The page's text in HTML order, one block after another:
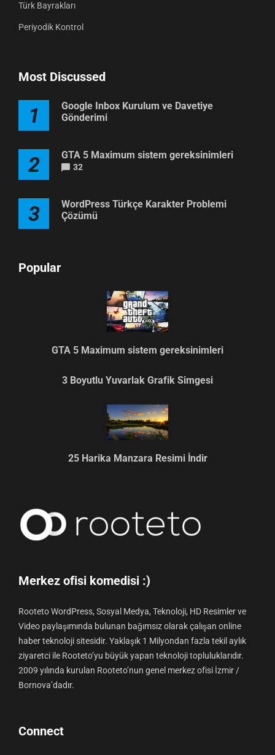
Türk Bayrakları
Periyodik Kontrol
Most Discussed
1
Google Inbox Kurulum ve Davetiye
Gönderimi
2 GTA 5 Maximum sistem gereksinimleri
32
3
WordPress Türkçe Karakter Problemi
Çözümü
Popular
GTA 5 Maximum sistem gereksinimleri
3 Boyutlu Yuvarlak Grafik Simgesi
25 Harika Manzara Resimi İndir
Merkez ofisi komedisi :)
Rooteto WordPress, Sosyal Medya, Teknoloji, HD Resimler ve
Video paylaşımında bulunan bağımsız olarak çalışan online
haber teknoloji sitesidir. Yaklaşık 1 Milyondan fazla tekil aylık
ziyaretci ile Rooteto’yu büyük yapan teknoloji topluluklarıdır.
2009 yılında kurulan Rooteto’nun genel merkez ofisi İzmir /
Bornova’dadır.
Connect